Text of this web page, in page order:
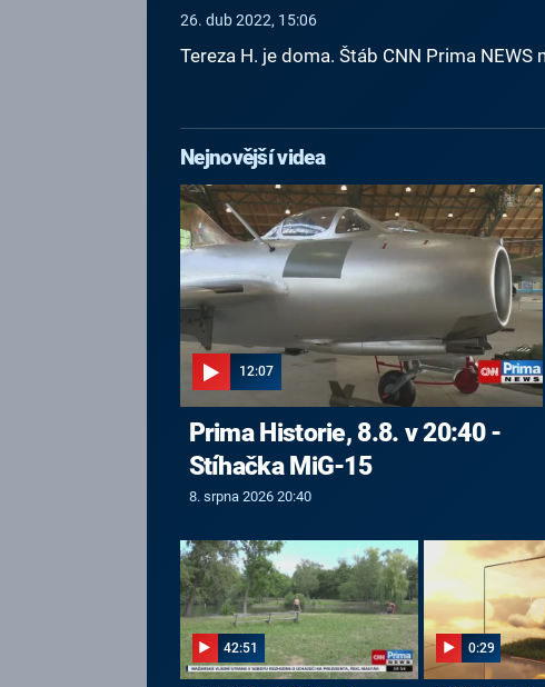
26. dub 2022, 15:06
Tereza H. je doma. Štáb CNN Prima
Nejnovější videa
12:07
Prima Historie, 8.8. v 20:40 -
Stíhačka MiG-15
8. srpna 2026 20:40
42:51 0:29